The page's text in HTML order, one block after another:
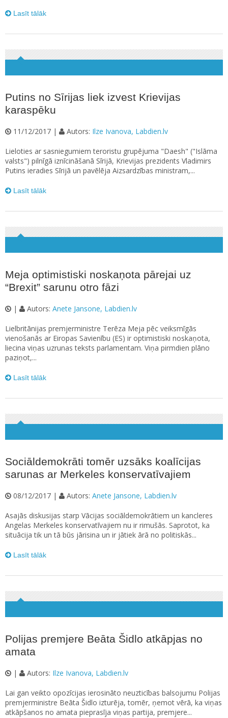
Lasīt tālāk
Putins no Sīrijas liek izvest Krievijas
karaspēku
11/12/2017 | Autors: Ilze Ivanova, Labdien.lv
Lieloties ar sasniegumiem teroristu grupējuma "Daesh" ("Islāma
valsts") pilnīgā iznīcināšanā Sīrijā, Krievijas prezidents Vladimirs
Putins ieradies Sīrijā un pavēlēja Aizsardzības ministram,...
Lasīt tālāk
Meja optimistiski noskaņota pārejai uz
“Brexit” sarunu otro fāzi
| Autors: Anete Jansone, Labdien.lv
Lielbritānijas premjerministre Terēza Meja pēc veiksmīgās
vienošanās ar Eiropas Savienību (ES) ir optimistiski noskaņota,
liecina viņas uzrunas teksts parlamentam. Viņa pirmdien plāno
paziņot,...
Lasīt tālāk
Sociāldemokrāti tomēr uzsāks koalīcijas
sarunas ar Merkeles konservatīvajiem
08/12/2017 | Autors: Anete Jansone, Labdien.lv
Asajās diskusijas starp Vācijas sociāldemokrātiem un kancleres
Angelas Merkeles konservatīvajiem nu ir rimušās. Saprotot, ka
situācija tik un tā būs jārisina un ir jātiek ārā no politiskās...
Lasīt tālāk
Polijas premjere Beāta Šidlo atkāpjas no
amata
| Autors: Ilze Ivanova, Labdien.lv
Lai gan veikto opozīcijas ierosināto neuzticības balsojumu Polijas
premjerministre Beāta Šidlo izturēja, tomēr, ņemot vērā, ka viņas
atkāpšanos no amata pieprasīja viņas partija, premjere...